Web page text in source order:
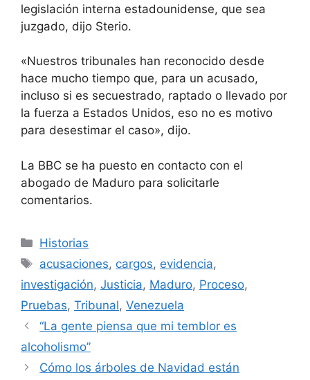
legislación interna estadounidense, que sea
juzgado, dijo Sterio.
«Nuestros tribunales han reconocido desde
hace mucho tiempo que, para un acusado,
incluso si es secuestrado, raptado o llevado por
la fuerza a Estados Unidos, eso no es motivo
para desestimar el caso», dijo.
La BBC se ha puesto en contacto con el
abogado de Maduro para solicitarle
comentarios.
Categorías
Historias
Etiquetas
acusaciones, cargos, evidencia,
investigación, Justicia, Maduro, Proceso,
Pruebas, Tribunal, Venezuela
“La gente piensa que mi temblor es
alcoholismo”
Cómo los árboles de Navidad están